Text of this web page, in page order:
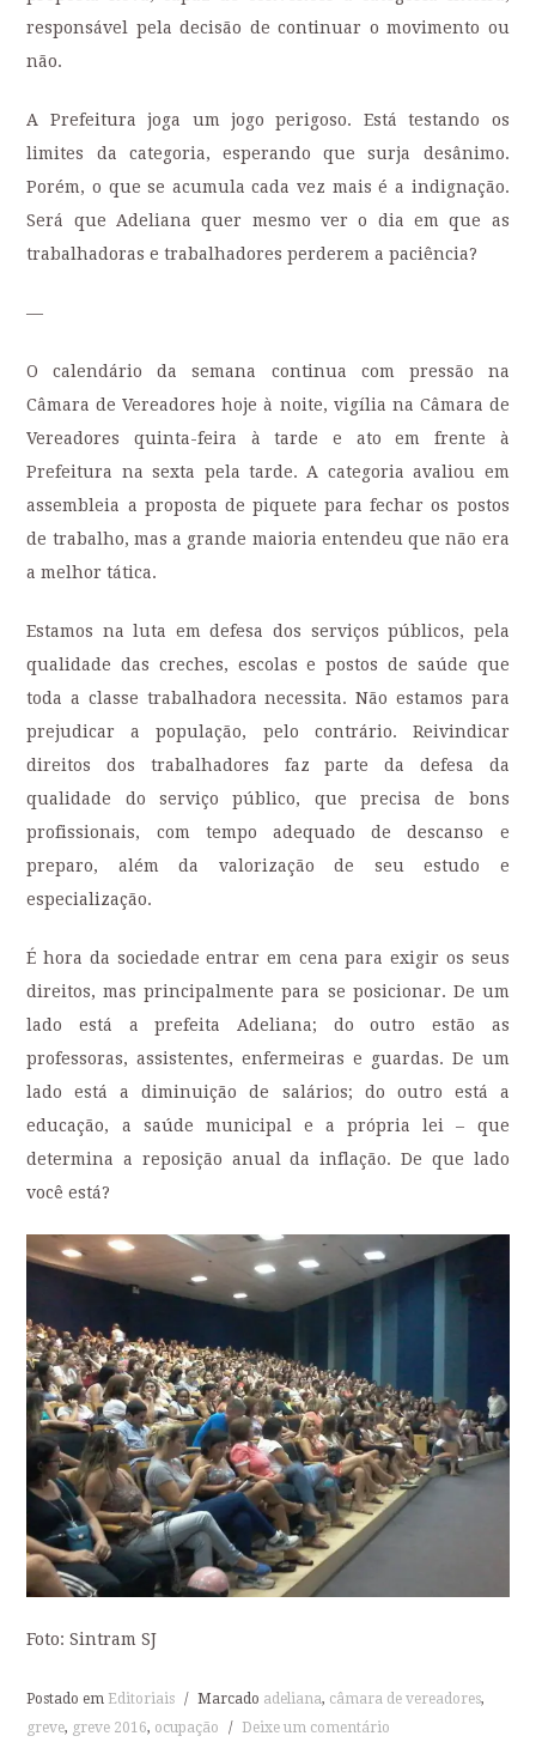
responsável pela decisão de continuar o movimento ou
não.
A Prefeitura joga um jogo perigoso. Está testando os
limites da categoria, esperando que surja desânimo.
Porém, o que se acumula cada vez mais é a indignação.
Será que Adeliana quer mesmo ver o dia em que as
trabalhadoras e trabalhadores perderem a paciência?
—
O calendário da semana continua com pressão na
Câmara de Vereadores hoje à noite, vigília na Câmara de
Vereadores quinta-feira à tarde e ato em frente à
Prefeitura na sexta pela tarde. A categoria avaliou em
assembleia a proposta de piquete para fechar os postos
de trabalho, mas a grande maioria entendeu que não era
a melhor tática.
Estamos na luta em defesa dos serviços públicos, pela
qualidade das creches, escolas e postos de saúde que
toda a classe trabalhadora necessita. Não estamos para
prejudicar a população, pelo contrário. Reivindicar
direitos dos trabalhadores faz parte da defesa da
qualidade do serviço público, que precisa de bons
profissionais, com tempo adequado de descanso e
preparo, além da valorização de seu estudo e
especialização.
É hora da sociedade entrar em cena para exigir os seus
direitos, mas principalmente para se posicionar. De um
lado está a prefeita Adeliana; do outro estão as
professoras, assistentes, enfermeiras e guardas. De um
lado está a diminuição de salários; do outro está a
educação, a saúde municipal e a própria lei – que
determina a reposição anual da inflação. De que lado
você está?
Foto: Sintram SJ
Postado em Editoriais / Marcado adeliana, câmara de vereadores,
greve, greve 2016, ocupação / Deixe um comentário